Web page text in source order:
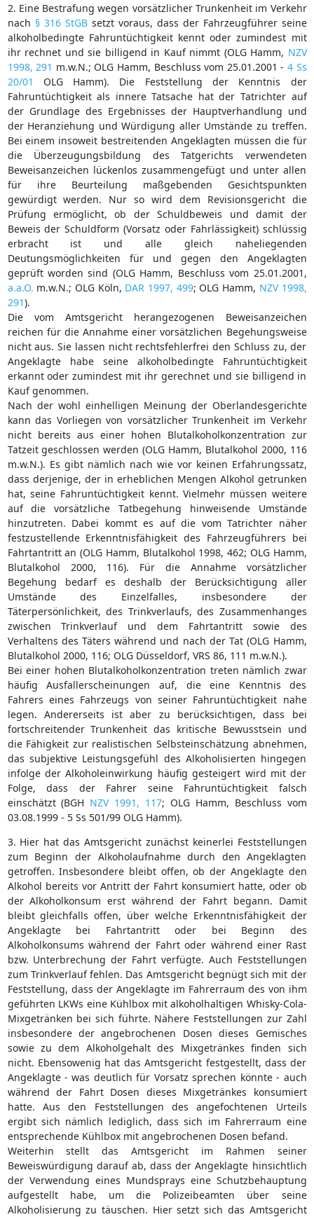
2. Eine Bestrafung wegen vorsätzlicher Trunkenheit im Verkehr
nach § 316 StGBsetzt voraus, dass der Fahrzeugführer seine
alkoholbedingte Fahruntüchtigkeit kennt oder zumindest mit
ihr rechnet und sie billigend in Kauf nimmt (OLG Hamm, NZV
1998, 291 m.w.N.; OLG Hamm, Beschluss vom 25.01.2001 - 4 Ss
20/01
OLG Hamm). Die Feststellung der Kenntnis der
Fahruntüchtigkeit als innere Tatsache hat der Tatrichter auf
der Grundlage des Ergebnisses der Hauptverhandlung und
der Heranziehung und Würdigung aller Umstände zu treffen.
Bei einem insoweit bestreitenden Angeklagten müssen die für
die Überzeugungsbildung des Tatgerichts verwendeten
Beweisanzeichen lückenlos zusammengefügt und unter allen
für ihre Beurteilung maßgebenden Gesichtspunkten
gewürdigt werden. Nur so wird dem Revisionsgericht die
Prüfung ermöglicht, ob der Schuldbeweis und damit der
Beweis der Schuldform (Vorsatz oder Fahrlässigkeit) schlüssig
erbracht ist und alle gleich naheliegenden
Deutungsmöglichkeiten für und gegen den Angeklagten
geprüft worden sind (OLG Hamm, Beschluss vom 25.01.2001,
a.a.O. m.w.N.; OLG Köln, DAR 1997, 499; OLG Hamm, NZV 1998,
291).
Die vom Amtsgericht herangezogenen Beweisanzeichen
reichen für die Annahme einer vorsätzlichen Begehungsweise
nicht aus. Sie lassen nicht rechtsfehlerfrei den Schluss zu, der
Angeklagte habe seine alkoholbedingte Fahruntüchtigkeit
erkannt oder zumindest mit ihr gerechnet und sie billigend in
Kauf genommen.
Nach der wohl einhelligen Meinung der Oberlandesgerichte
kann das Vorliegen von vorsätzlicher Trunkenheit im Verkehr
nicht bereits aus einer hohen Blutalkoholkonzentration zur
Tatzeit geschlossen werden (OLG Hamm, Blutalkohol 2000, 116
m.w.N.). Es gibt nämlich nach wie vor keinen Erfahrungssatz,
dass derjenige, der in erheblichen Mengen Alkohol getrunken
hat, seine Fahruntüchtigkeit kennt. Vielmehr müssen weitere
auf die vorsätzliche Tatbegehung hinweisende Umstände
hinzutreten. Dabei kommt es auf die vom Tatrichter näher
festzustellende Erkenntnisfähigkeit des Fahrzeugführers bei
Fahrtantritt an (OLG Hamm, Blutalkohol 1998, 462; OLG Hamm,
Blutalkohol 2000, 116). Für die Annahme vorsätzlicher
Begehung bedarf es deshalb der Berücksichtigung aller
Umstände des Einzelfalles, insbesondere der
Täterpersönlichkeit, des Trinkverlaufs, des Zusammenhanges
zwischen Trinkverlauf und dem Fahrtantritt sowie des
Verhaltens des Täters während und nach der Tat (OLG Hamm,
Blutalkohol 2000, 116; OLG Düsseldorf, VRS 86, 111 m.w.N.).
Bei einer hohen Blutalkoholkonzentration treten nämlich zwar
häufig Ausfallerscheinungen auf, die eine Kenntnis des
Fahrers eines Fahrzeugs von seiner Fahruntüchtigkeit nahe
legen. Andererseits ist aber zu berücksichtigen, dass bei
fortschreitender Trunkenheit das kritische Bewusstsein und
die Fähigkeit zur realistischen Selbsteinschätzung abnehmen,
das subjektive Leistungsgefühl des Alkoholisierten hingegen
infolge der Alkoholeinwirkung häufig gesteigert wird mit der
Folge, dass der Fahrer seine Fahruntüchtigkeit falsch
einschätzt (BGH NZV 1991, 117; OLG Hamm, Beschluss vom
03.08.1999 - 5 Ss 501/99 OLG Hamm).
3. Hier hat das Amtsgericht zunächst keinerlei Feststellungen
zum Beginn der Alkoholaufnahme durch den Angeklagten
getroffen. Insbesondere bleibt offen, ob der Angeklagte den
Alkohol bereits vor Antritt der Fahrt konsumiert hatte, oder ob
der Alkoholkonsum erst während der Fahrt begann. Damit
bleibt gleichfalls offen, über welche Erkenntnisfähigkeit der
Angeklagte bei Fahrtantritt oder bei Beginn des
Alkoholkonsums während der Fahrt oder während einer Rast
bzw. Unterbrechung der Fahrt verfügte. Auch Feststellungen
zum Trinkverlauf fehlen. Das Amtsgericht begnügt sich mit der
Feststellung, dass der Angeklagte im Fahrerraum des von ihm
geführten LKWs eine Kühlbox mit alkoholhaltigen Whisky-Cola-
Mixgetränken bei sich führte. Nähere Feststellungen zur Zahl
insbesondere der angebrochenen Dosen dieses Gemisches
sowie zu dem Alkoholgehalt des Mixgetränkes finden sich
nicht. Ebensowenig hat das Amtsgericht festgestellt, dass der
Angeklagte - was deutlich für Vorsatz sprechen könnte - auch
während der Fahrt Dosen dieses Mixgetränkes konsumiert
hatte. Aus den Feststellungen des angefochtenen Urteils
ergibt sich nämlich lediglich, dass sich im Fahrerraum eine
entsprechende Kühlbox mit angebrochenen Dosen befand.
Weiterhin stellt das Amtsgericht im Rahmen seiner
Beweiswürdigung darauf ab, dass der Angeklagte hinsichtlich
der Verwendung eines Mundsprays eine Schutzbehauptung
aufgestellt habe, um die Polizeibeamten über seine
Alkoholisierung zu täuschen. Hier setzt sich das Amtsgericht